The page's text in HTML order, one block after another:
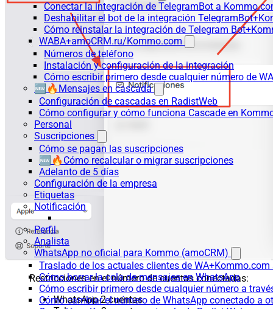
Conectar la integración de TelegramBot a
Deshabilitar el bot de la integración
Cómo reinstalar la integración de Telegram
WABA+amoCRM.ru/Kommo.com
Números de teléfono
Instalación y configuración de la integración
Cómo escribir primero desde cualquier número de
🆕🔥Mensajes en cascada
Configuración de cascadas en RadistWeb
Cómo configurar y cómo funciona Cascade en
Personal
Suscripciones
Cómo se pagan las suscripciones
🆕🔥Cómo recalcular o migrar suscripciones
Adelanto de 5 días
Configuración de la empresa
Etiquetas
Notificación
Perfil
Analista
WhatsApp no oficial para Kommo (amoCRM)
Traslado de los actuales clientes de
Cómo borrar la cola de mensajes en WhatsApp
Cómo escribir primero desde cualquier número a
Cómo cambiar el número de WhatsApp conectado a
Restricciones en el número de cuentas conectadas:
WhatsApp-2 cuentas